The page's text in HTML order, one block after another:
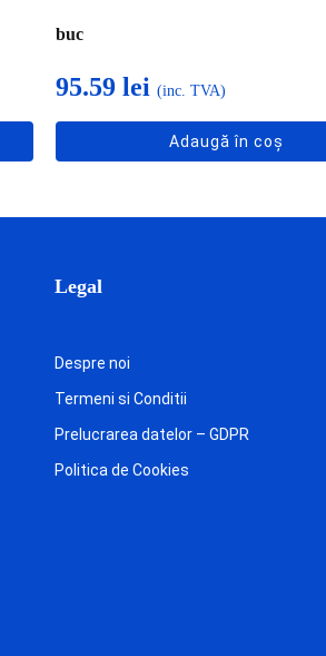
buc
95.59 lei (inc. TVA)
Adaugă în coș
Legal
Despre noi
Termeni si Conditii
Prelucrarea datelor – GDPR
Politica de Cookies